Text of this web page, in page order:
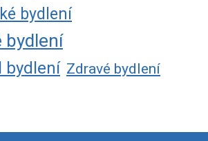
bydlení
bydlení
bydlení Zdravé bydlení